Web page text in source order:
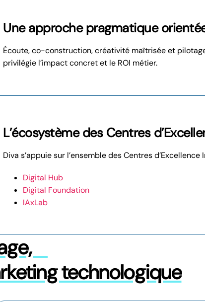
Une approche pragmatique
Écoute, co-construction, créativité maîtrisée et
privilégie l’impact concret et le ROI métier.
L’écosystème des Centres
Diva s’appuie sur l’ensemble des Centres d’Excellence
Digital Hub
Digital Foundation
IAxLab
technologique